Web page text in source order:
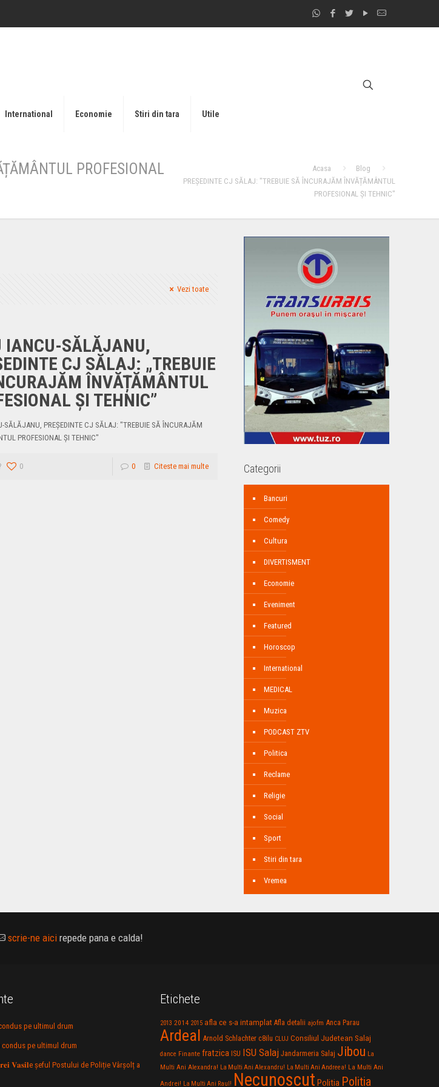
International Economie Stiri din tara Utile
PROFESIONAL
Acasa
Blog
PREȘEDINTE CJ SĂLAJ: "TREBUIE SĂ ÎNCURAJĂM ÎNVĂȚĂMÂNTUL
PROFESIONAL ȘI TEHNIC"
Vezi toate
IANCU-SĂLĂJANU,
CJ SĂLAJ: „TREBUIE
ÎNVĂȚĂMÂNTUL
ȘI TEHNIC”
SĂLĂJANU, PREȘEDINTE CJ SĂLAJ: "TREBUIE SĂ ÎNCURAJĂM
PROFESIONAL ȘI TEHNIC"
0 0 Citeste mai multe Categorii
Bancuri
Comedy
Cultura
DIVERTISMENT
Economie
Eveniment
Featured
Horoscop
International
MEDICAL
Muzica
PODCAST ZTV
Politica
Reclame
Religie
Social
Sport
Stiri din tara
Vremea
scrie-ne aicirepede pana e calda!
pe ultimul drum
condus pe ultimul drum
𝐕𝐚𝐬𝐢𝐥e şeful Postului de Poliție Vârșolț a
Etichete
2013 2014 2015 afla ce s-a intamplat Afla detalii ajofm Anca Parau
Ardeal Arnold Schlachter c8ilu CLUJ Consiliul Judetean Salaj
dance Finante fratzica ISU ISU Salaj Jandarmeria Salaj Jibou La
Multi Ani Alexandra! La Multi Ani Alexandru! La Multi Ani Andreea! La Multi Ani
Andrei! La Multi Ani Raul! Necunoscut Politia Politia